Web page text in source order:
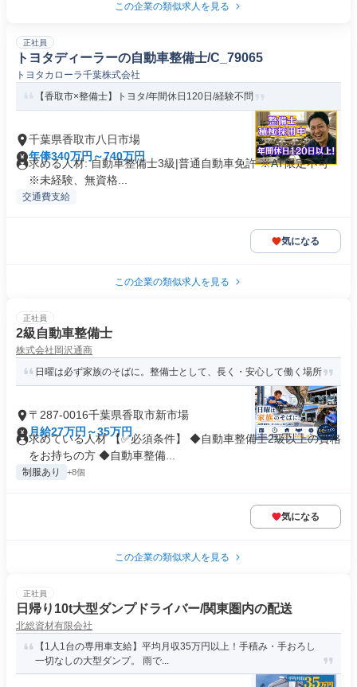
この企業の類似求人を見る
正社員
トヨタディーラーの自動車整備士/C_79065
トヨタカローラ千葉株式会社
【香取市×整備士】トヨタ/年間休日120日/経験不問
千葉県香取市八日市場
年俸340万円～740万円
求める人材: 自動車整備士3級|普通自動車免許 ※AT限定不可
※未経験、無資格...
交通費支給
気になる
この企業の類似求人を見る
正社員
2級自動車整備士
株式会社岡沢通商
日曜は必ず家族のそばに。整備士として、長く・安心して働く場所
〒287-0016千葉県香取市新市場
月給27万円～35万円
求めている人材 【✅必須条件】 ◆自動車整備士2級以上の資格
をお持ちの方 ◆自動車整備...
制服あり +8個
気になる
この企業の類似求人を見る
正社員
日帰り10t大型ダンプドライバー/関東圏内の配送
北総資材有限会社
【1人1台の専用車支給】平均月収35万円以上！手積み・手おろし
一切なしの大型ダンプ。 雨で...